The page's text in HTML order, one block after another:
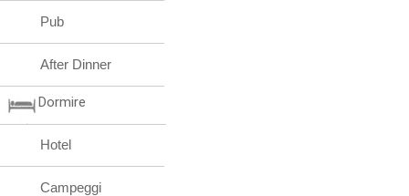
Pub
After Dinner
Dormire
Hotel
Campeggi